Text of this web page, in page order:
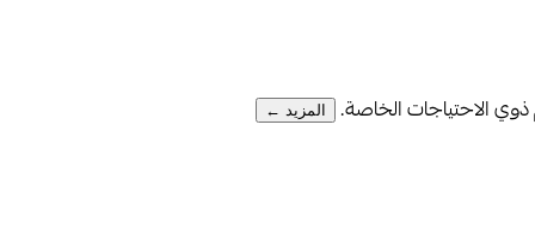
ذوي الاحتياجات الخاصة. المزيد ←